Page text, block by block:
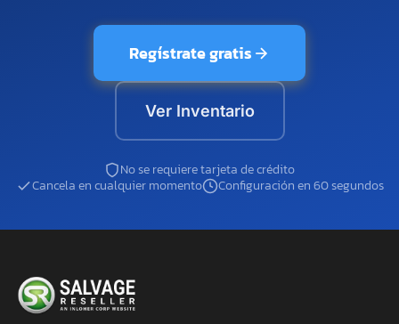
Regístrate gratis
Ver Inventario
No se requiere tarjeta de crédito
Cancela en cualquier momento
Configuración en 60 segundos